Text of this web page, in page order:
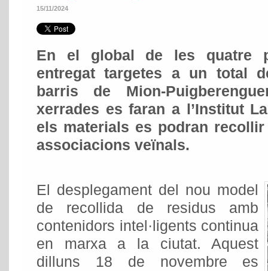
15/11/2024
En el global de les quatre
entregat targetes a un total
barris de Mion-
xerrades es faran a l’Institut
els materials es podran
associacions veïnals.
El desplegament del nou model
de recollida de residus amb
contenidors intel·ligents continua
en marxa a la ciutat. Aquest
dilluns 18 de novembre es